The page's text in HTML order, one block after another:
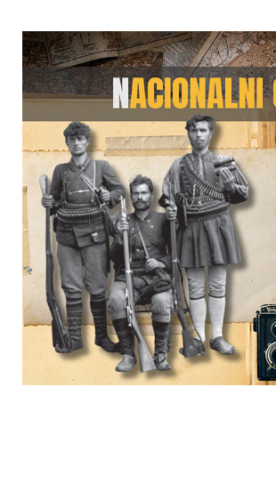
Učenje
Prijatelji
Crnogorski